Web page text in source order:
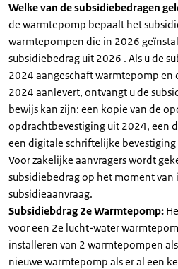
Welke van de subsidiebedragen
de warmtepomp bepaalt het
warmtepompen die in 2026
subsidiebedrag uit 2026 . Als u de
2024 aangeschaft warmtepomp en
2024 aanlevert, ontvangt u de
bewijs kan zijn: een kopie van de
opdrachtbevestiging uit 2024, een
een digitale schriftelijke
Voor zakelijke aanvragers wordt
subsidiebedrag op het moment van
subsidieaanvraag.
Subsidiebdrag 2e Warmtepomp:
voor een 2e lucht-water
installeren van 2 warmtepompen
nieuwe warmtepomp als er al een